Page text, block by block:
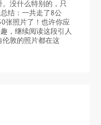
没什么特别的，只
结：一共走了8公
张照片了！也许你应
，继续阅读这段引人
伦敦的照片都在这